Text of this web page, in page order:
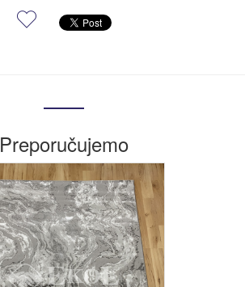
Preporučujemo